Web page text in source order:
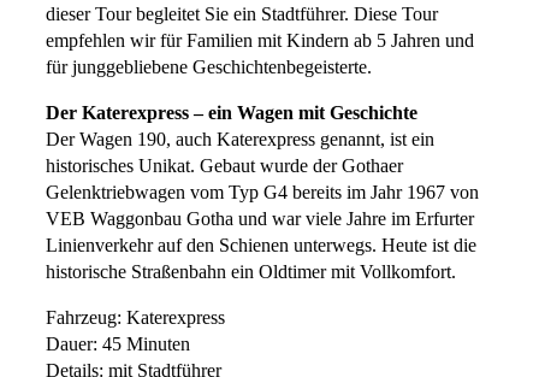
dieser Tour begleitet Sie ein Stadtführer. Diese Tour
empfehlen wir für Familien mit Kindern ab 5 Jahren und
für junggebliebene Geschichtenbegeisterte.
Der Katerexpress – ein Wagen mit Geschichte
Der Wagen 190, auch Katerexpress genannt, ist ein
historisches Unikat. Gebaut wurde der Gothaer
Gelenktriebwagen vom Typ G4 bereits im Jahr 1967 von
VEB Waggonbau Gotha und war viele Jahre im Erfurter
Linienverkehr auf den Schienen unterwegs. Heute ist die
historische Straßenbahn ein Oldtimer mit Vollkomfort.
Fahrzeug: Katerexpress
Dauer: 45 Minuten
Details: mit Stadtführer